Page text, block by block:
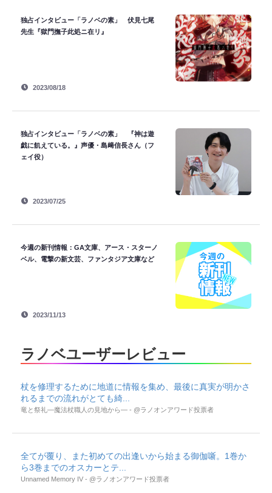
独占インタビュー「ラノベの素」 伏見七尾
先生『獄門撫子此処ニ在リ』
2023/08/18
独占インタビュー「ラノベの素」 『神は遊
戯に飢えている。』声優・島﨑信長さん（フ
ェイ役）
2023/07/25
今週の新刊情報：GA文庫、アース・スターノ
ベル、電撃の新文芸、ファンタジア文庫など
2023/11/13
ラノベユーザーレビュー
杖を修理するために地道に情報を集め、最後に真実が明かさ
れるまでの流れがとても綺...
竜と祭礼―魔法杖職人の見地から― - @ラノオンアワード投票者
全てが覆り、また初めての出逢いから始まる御伽噺。1巻か
ら3巻までのオスカーとテ...
Unnamed Memory IV - @ラノオンアワード投票者